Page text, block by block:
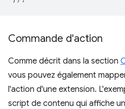
Commande d'action
Comme décrit dans la section
vous pouvez également
l'action d'une extension.
script de contenu qui affiche